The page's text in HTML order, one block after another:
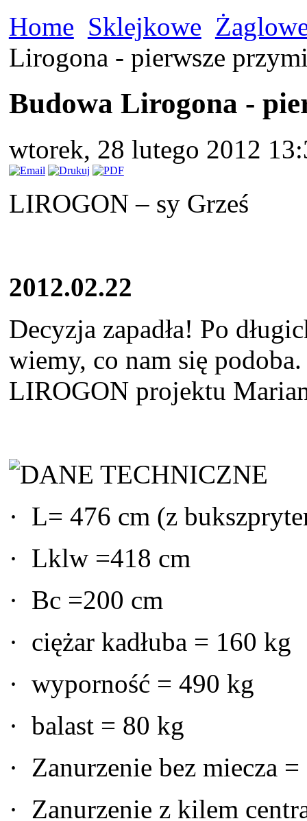
Home Sklejkowe
Lirogona - pierwsze
Budowa Lirogona -
wtorek, 28 lutego 2012
LIROGON – sy Grześ
2012.02.22
Decyzja zapadła! Po
wiemy, co nam się
LIROGON projektu
DANE TECHNICZNE
· L= 476 cm (z
· Lklw =418 cm
· Bc =200 cm
· ciężar kadłuba = 160 kg
· wyporność = 490 kg
· balast = 80 kg
· Zanurzenie bez miecza
· Zanurzenie z kilem